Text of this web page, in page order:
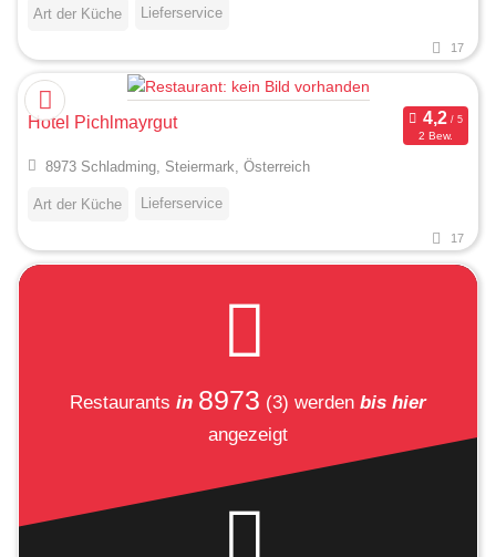
Art der Küche Lieferservice
17
Hotel Pichlmayrgut
2 Bew.
8973 Schladming, Steiermark, Österreich
Art der Küche Lieferservice
17
Restaurants in 8973 (3) werden bis hier
angezeigt